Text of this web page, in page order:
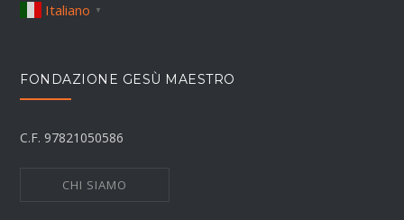
Italiano ▼
FONDAZIONE GESÙ MAESTRO
C.F. 97821050586
CHI SIAMO